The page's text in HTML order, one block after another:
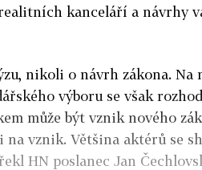
kanceláří a návrhy
nikoli o návrh zákona. Na
výboru se však
může být vznik nového
na vznik. Většina aktérů se
HN poslanec Jan